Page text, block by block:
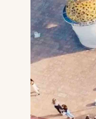
Se bilder